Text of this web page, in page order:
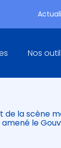
Nos
de la scène
amené le